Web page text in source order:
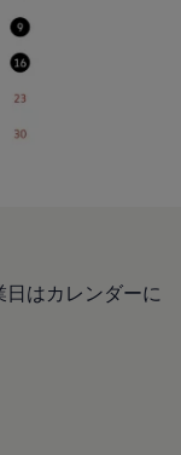
はカレンダーに